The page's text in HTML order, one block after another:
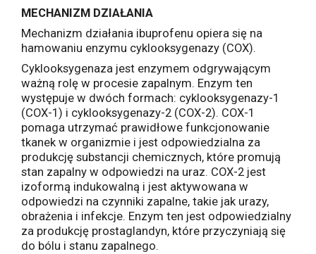
MECHANIZM DZIAŁANIA
Mechanizm działania ibuprofenu opiera się na
hamowaniu enzymu cyklooksygenazy (COX).
Cyklooksygenaza jest enzymem odgrywającym
ważną rolę w procesie zapalnym. Enzym ten
występuje w dwóch formach: cyklooksygenazy-1
(COX-1) i cyklooksygenazy-2 (COX-2). COX-1
pomaga utrzymać prawidłowe funkcjonowanie
tkanek w organizmie i jest odpowiedzialna za
produkcję substancji chemicznych, które promują
stan zapalny w odpowiedzi na uraz. COX-2 jest
izoformą indukowalną i jest aktywowana w
odpowiedzi na czynniki zapalne, takie jak urazy,
obrażenia i infekcje. Enzym ten jest odpowiedzialny
za produkcję prostaglandyn, które przyczyniają się
do bólu i stanu zapalnego.